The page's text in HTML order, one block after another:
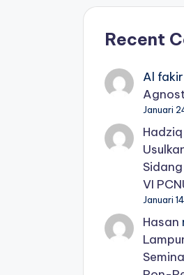
Recent
Al fakir
Januari
Hadziq
VI
Januari
Hasan